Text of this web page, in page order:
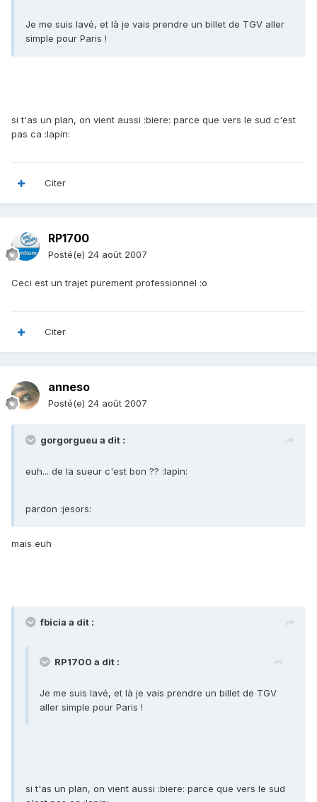
Je me suis lavé, et là je vais prendre un billet de TGV aller
simple pour Paris !
si t'as un plan, on vient aussi :biere: parce que vers le sud c'est
pas ca :lapin:
Citer
RP1700
Posté(e) 24 août 2007
Ceci est un trajet purement professionnel :o
Citer
anneso
Posté(e) 24 août 2007
gorgorgueu a dit :
euh... de la sueur c'est bon ?? :lapin:
pardon :jesors:
mais euh
fbicia a dit :
RP1700 a dit :
Je me suis lavé, et là je vais prendre un billet de TGV
aller simple pour Paris !
si t'as un plan, on vient aussi :biere: parce que vers le sud